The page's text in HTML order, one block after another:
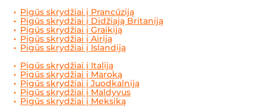
Pigūs skrydžiai į Prancūziją
Pigūs skrydžiai į Didžiają Britaniją
Pigūs skrydžiai į Graikiją
Pigūs skrydžiai į Airiją
Pigūs skrydžiai į Islandiją
Pigūs skrydžiai į Italiją
Pigūs skrydžiai į Maroką
Pigūs skrydžiai į Juodkalniją
Pigūs skrydžiai į Maldyvus
Pigūs skrydžiai į Meksiką